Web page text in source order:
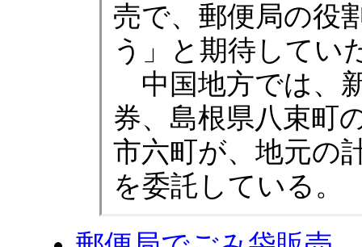
売で、郵便局の役
う」と期待してい
中国地方では、
券、島根県八束町
市六町が、地元の
を委託している。